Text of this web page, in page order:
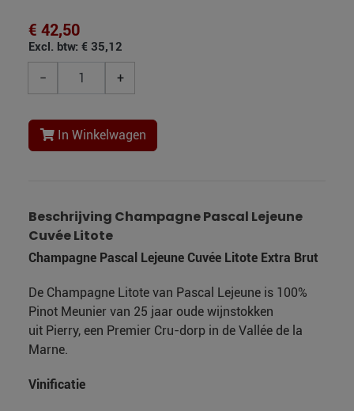
€ 42,50
Excl. btw: € 35,12
− +
In Winkelwagen
Beschrijving Champagne Pascal Lejeune
Cuvée Litote
Champagne Pascal Lejeune Cuvée Litote Extra Brut
De Champagne Litote van Pascal Lejeune is 100%
Pinot Meunier van 25 jaar oude wijnstokken
uit Pierry, een Premier Cru-dorp in de Vallée de la
Marne.
Vinificatie